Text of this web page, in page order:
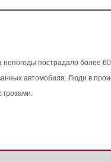
пострадало
автомобиля. Люди в
грозами.